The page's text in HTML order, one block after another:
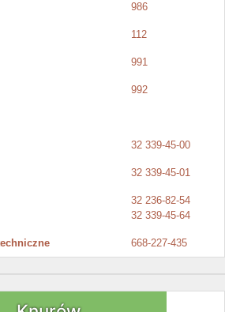
986
112
991
992
32 339-45-00
32 339-45-01
32 236-82-54
32 339-45-64
668-227-435